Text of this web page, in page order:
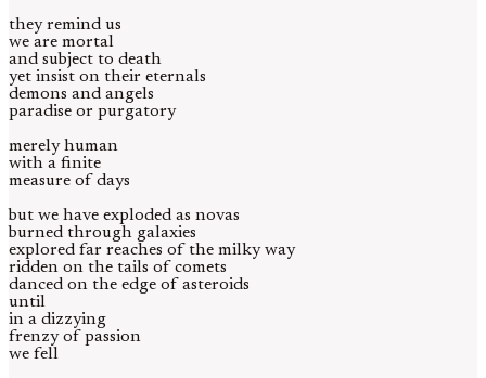
they remind us
we are mortal
and subject to death
yet insist on their eternals
demons and angels
paradise or purgatory
merely human
with a finite
measure of days
but we have exploded as novas
burned through galaxies
explored far reaches of the milky way
ridden on the tails of comets
danced on the edge of asteroids
until
in a dizzying
frenzy of passion
we fell